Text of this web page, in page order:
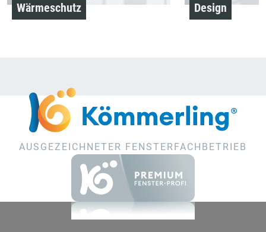
Wärmeschutz Design
AUSGEZEICHNETER FENSTERFACHBETRIEB